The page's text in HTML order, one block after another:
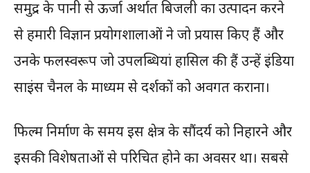
समुद्र के पानी से ऊर्जा अर्थात बिजली का उत्पादन करने
से हमारी विज्ञान प्रयोगशालाओं ने जो प्रयास किए हैं और
उनके फलस्वरूप जो उपलब्धियां हासिल की हैं उन्हें इंडिया
साइंस चैनल के माध्यम से दर्शकों को अवगत कराना।
फिल्म निर्माण के समय इस क्षेत्र के सौंदर्य को निहारने और
इसकी विशेषताओं से परिचित होने का अवसर था। सबसे